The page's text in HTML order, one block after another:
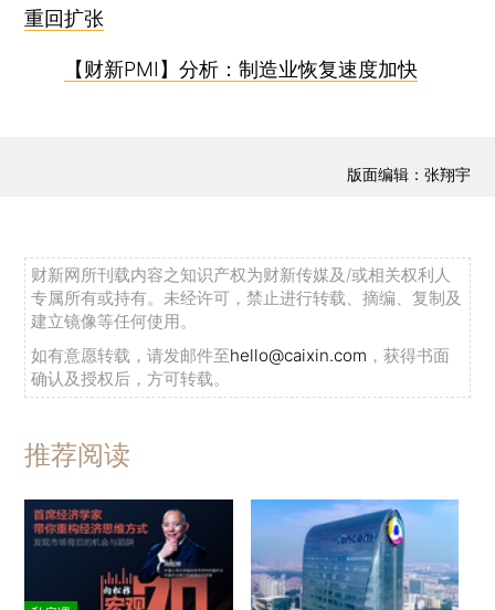
重回扩张
【财新PMI】分析：制造业恢复速度加快
版面编辑：张翔宇
财新网所刊载内容之知识产权为财新传媒及/或相关权利人
专属所有或持有。未经许可，禁止进行转载、摘编、复制及
建立镜像等任何使用。
如有意愿转载，请发邮件至hello@caixin.com ，获得书面
确认及授权后，方可转载。
推荐阅读